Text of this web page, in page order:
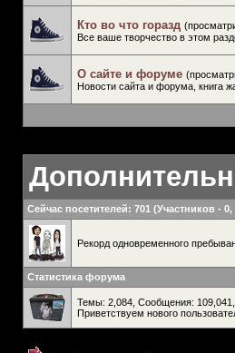
Кто во что горазд
Все ваше творчество в этом
О сайте и форуме
Новости сайта и форума, книга
Сейчас посетителей: 701 (Участников - 0,
Рекорд одновременного
Статистика форума
Темы: 2,084, Сообщения:
Приветствуем нового